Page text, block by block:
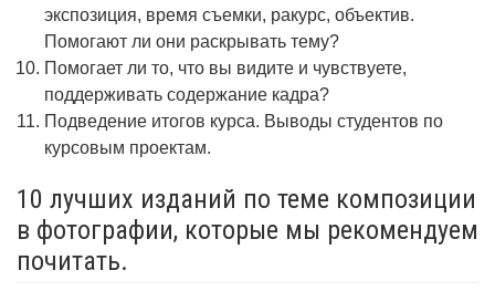
экспозиция, время съемки, ракурс, объектив.
Помогают ли они раскрывать тему?
Помогает ли то, что вы видите и чувствуете,
поддерживать содержание кадра?
Подведение итогов курса. Выводы студентов по
курсовым проектам.
10 лучших изданий по теме композиции
в фотографии, которые мы рекомендуем
почитать.